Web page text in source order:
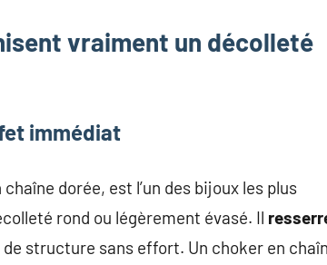
vraiment un décolleté
immédiat
dorée, est l’un des bijoux les plus
rond ou légèrement évasé. Il
structure sans effort. Un choker en